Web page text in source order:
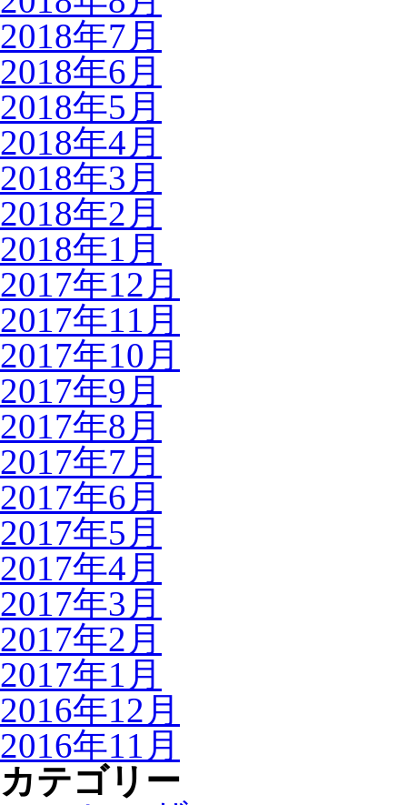
2018年7月
2018年6月
2018年5月
2018年4月
2018年3月
2018年2月
2018年1月
2017年12月
2017年11月
2017年10月
2017年9月
2017年8月
2017年7月
2017年6月
2017年5月
2017年4月
2017年3月
2017年2月
2017年1月
2016年12月
2016年11月
カテゴリー